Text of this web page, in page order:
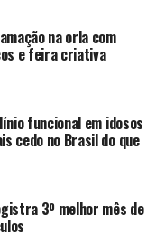
na orla com
e feira criativa
funcional em idosos
cedo no Brasil do que
3º melhor mês de